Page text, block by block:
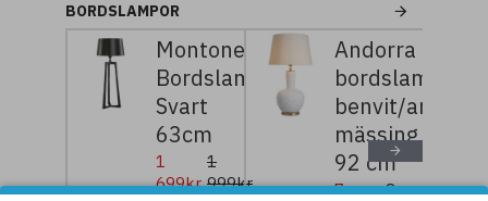
BORDSLAMPOR
Montone
Bordslampa
Svart
63cm
1
699kr
1
999kr
Andorra
bordslampa
benvit/antik
mässing
92 cm
7
8